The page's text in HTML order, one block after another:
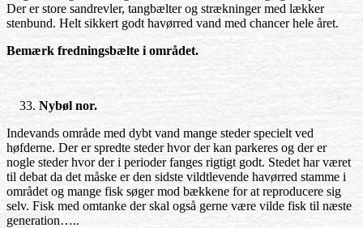
Der er store sandrevler, tangbælter og strækninger med lækker
stenbund. Helt sikkert godt havørred vand med chancer hele året.
Bemærk fredningsbælte i området.
Nybøl nor.
Indevands område med dybt vand mange steder specielt ved
høfderne. Der er spredte steder hvor der kan parkeres og der er
nogle steder hvor der i perioder fanges rigtigt godt. Stedet har været
til debat da det måske er den sidste vildtlevende havørred stamme i
området og mange fisk søger mod bækkene for at reproducere sig
selv. Fisk med omtanke der skal også gerne være vilde fisk til næste
generation…..